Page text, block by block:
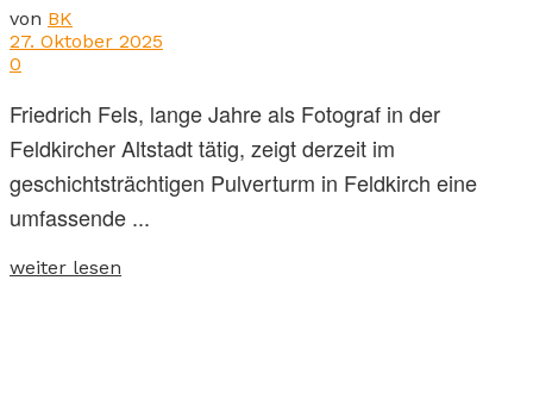
von BK
27. Oktober 2025
0
Friedrich Fels, lange Jahre als Fotograf in der
Feldkircher Altstadt tätig, zeigt derzeit im
geschichtsträchtigen Pulverturm in Feldkirch eine
umfassende ...
weiter lesen